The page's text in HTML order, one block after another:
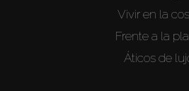
Vivir en la
Frente a la
Áticos de